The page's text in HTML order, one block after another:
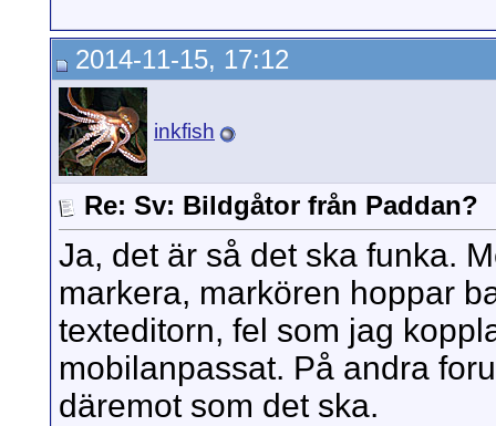
2014-11-15, 17:12
inkfish
Re: Sv: Bildgåtor från Paddan?
Ja, det är så det ska funka.
markera, markören hoppar
texteditorn, fel som jag
mobilanpassat. På andra
däremot som det ska.